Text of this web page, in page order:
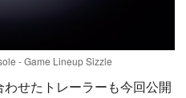
- Game Lineup Sizzle
せたトレーラーも今回公開